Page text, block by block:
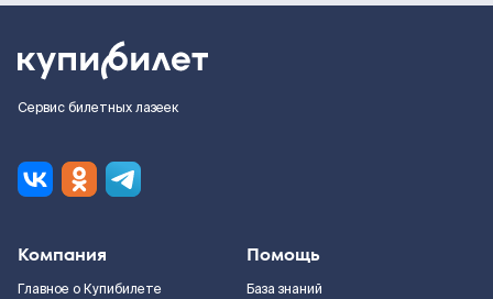
Сервис билетных лазеек
Компания
Главное о Купибилете
Помощь
База знаний